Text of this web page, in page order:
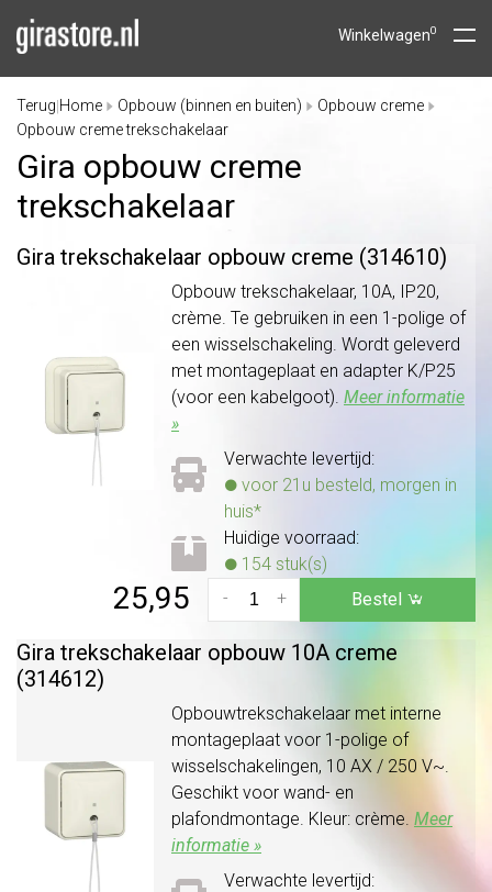
Winkelwagen0
Terug Home Opbouw (binnen en buiten)
Opbouw creme
Opbouw creme trekschakelaar
Gira opbouw creme
trekschakelaar
Gira trekschakelaar opbouw creme (314610)
Opbouw trekschakelaar, 10A, IP20,
crème. Te gebruiken in een 1-polige of
een wisselschakeling. Wordt geleverd
met montageplaat en adapter K/P25
(voor een kabelgoot). Meer informatie
»
Verwachte levertijd:
voor 21u besteld, morgen in
huis*
Huidige voorraad:
154 stuk(s)
25,95 +
- Bestel
Gira trekschakelaar opbouw 10A creme
(314612)
Opbouwtrekschakelaar met interne
montageplaat voor 1-polige of
wisselschakelingen, 10 AX / 250 V~.
Geschikt voor wand- en
plafondmontage. Kleur: crème. Meer
informatie »
Verwachte levertijd: